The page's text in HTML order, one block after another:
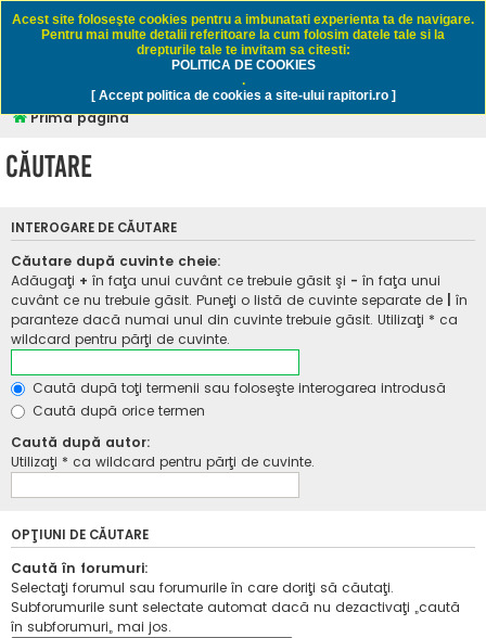
Rapitori.ro - Pescuit sportiv
Prima pagină
Căutare
INTEROGARE DE CĂUTARE
Căutare după cuvinte cheie:
Adăugaţi + în faţa unui cuvânt ce trebuie găsit şi - în faţa unui
cuvânt ce nu trebuie găsit. Puneţi o listă de cuvinte separate de
în
paranteze dacă numai unul din cuvinte trebuie găsit. Utilizaţi * ca
wildcard pentru părţi de cuvinte.
Caută după toţi termenii sau foloseşte interogarea introdusă
Caută după orice termen
Caută după autor:
Utilizaţi * ca wildcard pentru părţi de cuvinte.
OPŢIUNI DE CĂUTARE
Caută în forumuri:
Selectaţi forumul sau forumurile în care doriţi să căutaţi.
Subforumurile sunt selectate automat dacă nu dezactivaţi „caută
în subforumuri„ mai jos.
Acest site foloseşte cookies pentru a imbunatati experienta ta de navigare.
Pentru mai multe detalii referitoare la cum folosim datele tale si la
drepturile tale te invitam sa citesti:
POLITICA DE COOKIES
.
[ Accept politica de cookies a site-ului rapitori.ro ]